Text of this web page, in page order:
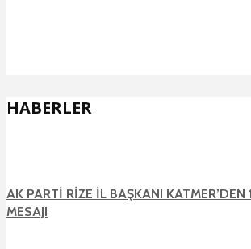
HABERLER
AK PARTİ RİZE İL BAŞKANI KATMER’DEN
MESAJI